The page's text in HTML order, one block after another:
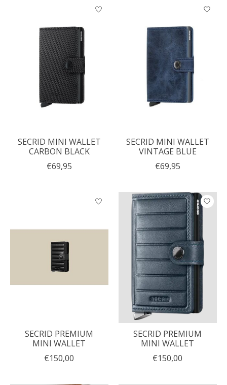
SECRID MINI WALLET
CARBON BLACK
€69,95
SECRID MINI WALLET
VINTAGE BLUE
€69,95
SECRID PREMIUM
MINI WALLET
€150,00
SECRID PREMIUM
MINI WALLET
€150,00